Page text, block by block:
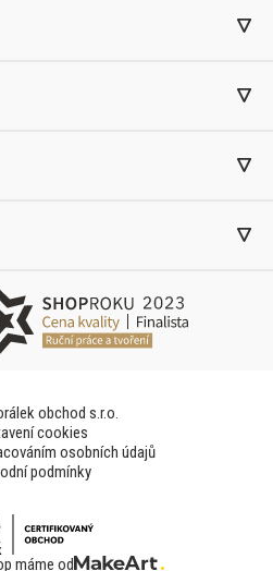
obchod s.r.o.
cookies
osobních údajů
podmínky
máme od